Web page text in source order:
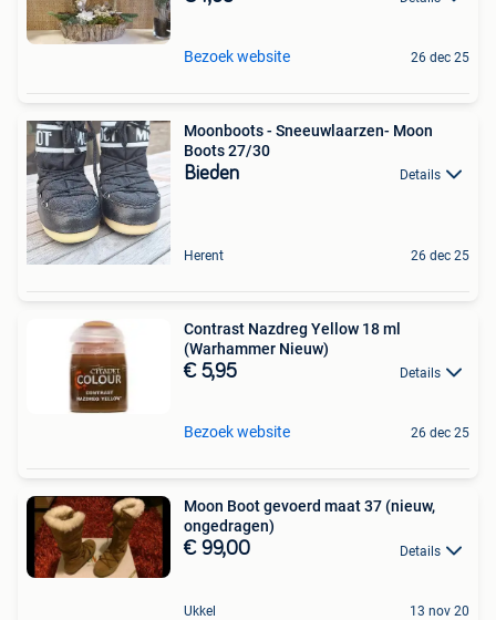
Bezoek website 26 dec 25
Moonboots - Sneeuwlaarzen- Moon
Boots 27/30
Bieden Details
Herent 26 dec 25
Contrast Nazdreg Yellow 18 ml
(Warhammer Nieuw)
€ 5,95 Details
Bezoek website 26 dec 25
Moon Boot gevoerd maat 37 (nieuw,
ongedragen)
€ 99,00 Details
Ukkel 13 nov 20